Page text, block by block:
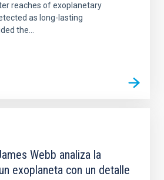
reaches of exoplanetary
as long-lasting
the...
Webb analiza la
exoplaneta con un detalle